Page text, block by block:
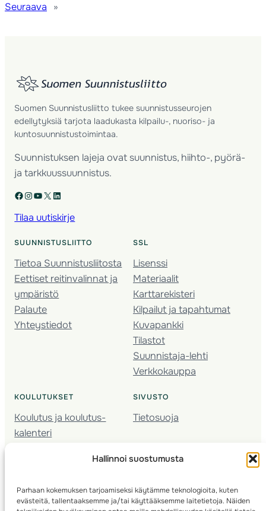
Hallinnoi suostumusta
Parhaan kokemuksen tarjoamiseksi käytämme teknologioita, kuten
evästeitä, tallentaaksemme ja/tai käyttääksemme laitetietoja. Näiden
Seuraava
»
Suomen Suunnistusliitto tukee suunnistusseurojen
edellytyksiä tarjota laadukasta kilpailu-, nuoriso- ja
kuntosuunnistustoimintaa.
Suunnistuksen lajeja ovat suunnistus, hiihto-, pyörä-
ja tarkkuussuunnistus.
Facebook Instagram YouTube X LinkedIn
Tilaa uutiskirje
SUUNNISTUSLIITTO
Tietoa Suunnistusliitosta
Eettiset reitinvalinnat ja
ympäristö
Palaute
Yhteystiedot
SSL
Lisenssi
Materiaalit
Karttarekisteri
Kilpailut ja tapahtumat
Kuvapankki
Tilastot
Suunnistaja-lehti
Verkkokauppa
KOULUTUKSET
Koulutus ja koulutus­
kalenteri
Seura­kehittäminen
Kartoitus
SIVUSTO
Tietosuoja